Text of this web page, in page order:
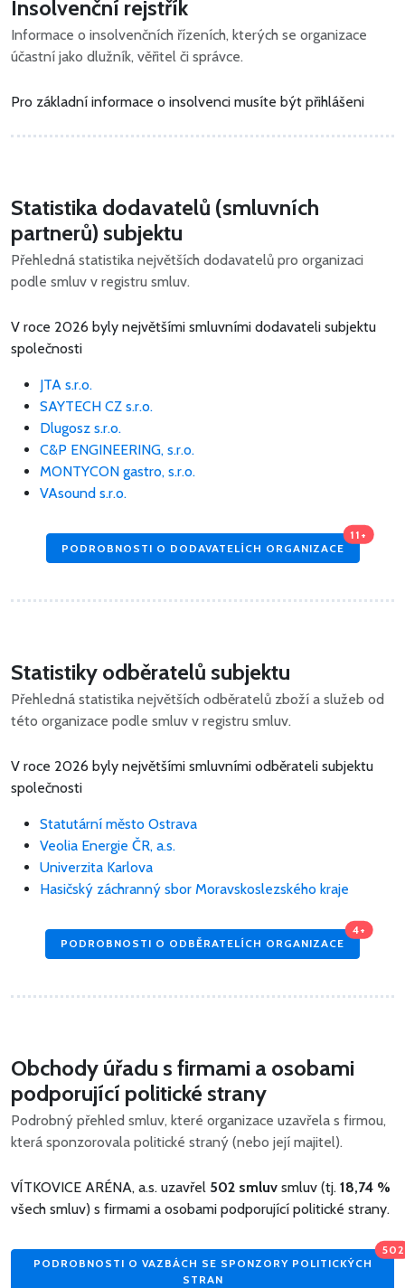
Insolvenční rejstřík
Informace o insolvenčních řízeních, kterých se organizace
účastní jako dlužník, věřitel či správce.
Pro základní informace o insolvenci musíte být přihlášeni
Statistika dodavatelů (smluvních
partnerů) subjektu
Přehledná statistika největších dodavatelů pro organizaci
podle smluv v registru smluv.
V roce 2026 byly největšími smluvními dodavateli subjektu
společnosti
JTA s.r.o.
SAYTECH CZ s.r.o.
Dlugosz s.r.o.
C&P ENGINEERING, s.r.o.
MONTYCON gastro, s.r.o.
VAsound s.r.o.
PODROBNOSTI O DODAVATELÍCH ORGANIZACE
11+
Statistiky odběratelů subjektu
Přehledná statistika největších odběratelů zboží a služeb od
této organizace podle smluv v registru smluv.
V roce 2026 byly největšími smluvními odběrateli subjektu
společnosti
Statutární město Ostrava
Veolia Energie ČR, a.s.
Univerzita Karlova
Hasičský záchranný sbor Moravskoslezského kraje
PODROBNOSTI O ODBĚRATELÍCH ORGANIZACE
4+
Obchody úřadu s firmami a osobami
podporující politické strany
Podrobný přehled smluv, které organizace uzavřela s firmou,
která sponzorovala politické straný (nebo její majitel).
VÍTKOVICE ARÉNA, a.s. uzavřel 502 smluv smluv (tj. 18,74 %
všech smluv) s firmami a osobami podporující politické strany.
PODROBNOSTI O VAZBÁCH SE SPONZORY POLITICKÝCH
STRAN
502